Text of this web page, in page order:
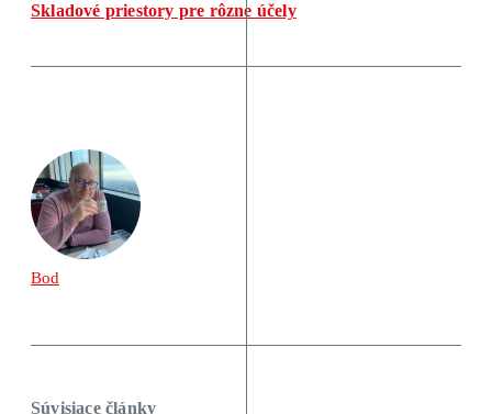
Skladové priestory pre rôzne účely
Bod
Súvisiace články